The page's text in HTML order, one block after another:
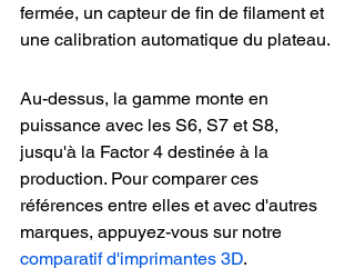
fermée, un capteur de fin de filament et
une calibration automatique du plateau.
Au-dessus, la gamme monte en
puissance avec les S6, S7 et S8,
jusqu'à la Factor 4 destinée à la
production. Pour comparer ces
références entre elles et avec d'autres
marques, appuyez-vous sur notre
comparatif d'imprimantes 3D.